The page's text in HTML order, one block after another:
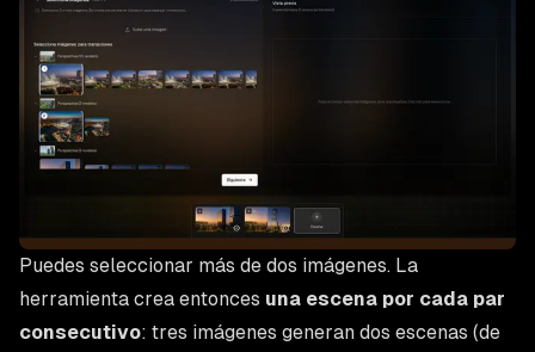
Puedes seleccionar más de dos imágenes. La
herramienta crea entonces una escena por cada par
consecutivo: tres imágenes generan dos escenas (de